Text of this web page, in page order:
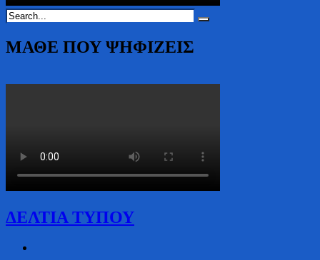
ΜΑΘΕ ΠΟΥ ΨΗΦΙΖΕΙΣ
ΔΕΛΤΙΑ ΤΥΠΟΥ